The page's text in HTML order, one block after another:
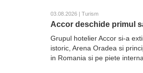
03.08.2026 | Turism
Accor deschide primul
Grupul hotelier Accor si-a
istoric, Arena Oradea si
in Romania si pe piete